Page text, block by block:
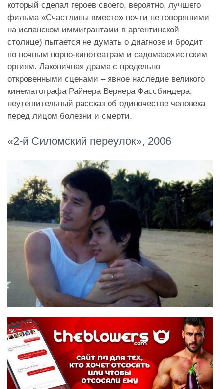
который сделал героев своего, вероятно, лучшего
фильма «Счастливы вместе» почти не говорящими
на испанском иммигрантами в аргентинской
столице) пытается не думать о диагнозе и бродит
по ночным порно-кинотеатрам и садомазохистским
оргиям. Лаконичная драма с предельно
откровенными сценами – явное наследие великого
кинематографа Райнера Вернера Фассбиндера,
неутешительный рассказ об одиночестве человека
перед лицом болезни и смерти.
«2-й Силомский переулок», 2006